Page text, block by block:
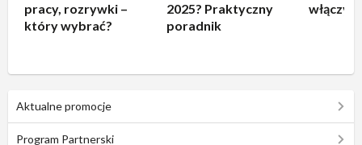
pracy, rozrywki –
który wybrać?
2025? Praktyczny
poradnik
włączyć
Aktualne promocje
Program Partnerski